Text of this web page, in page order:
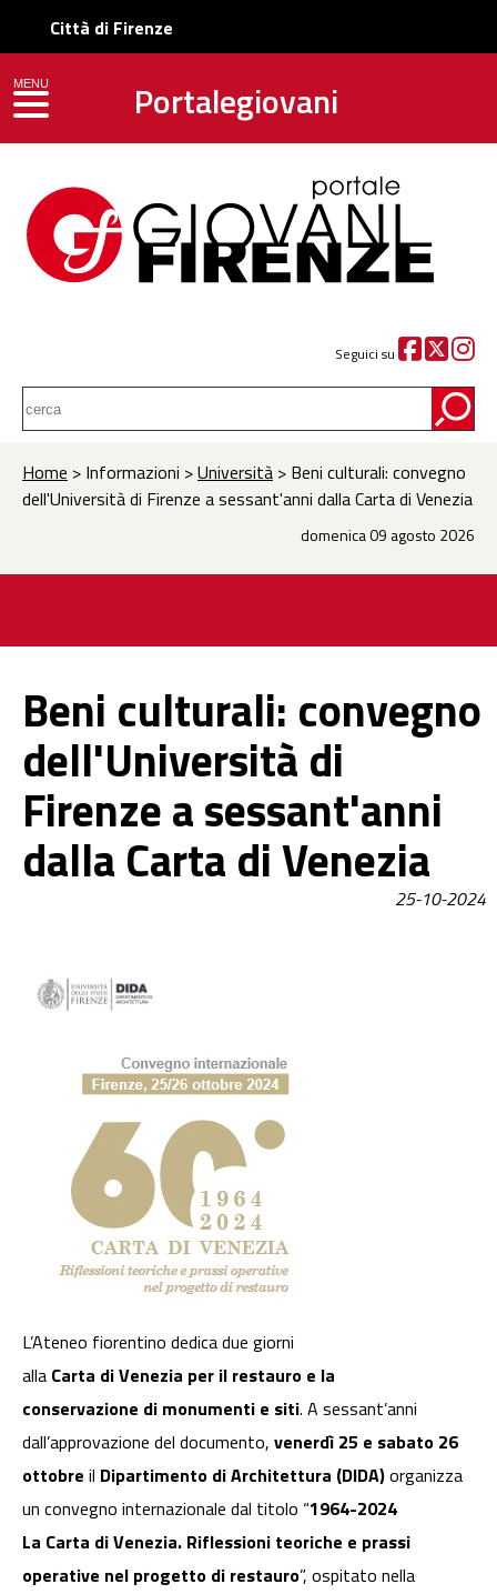
Città di Firenze
Portalegiovani
Seguici su
MENU
toggle navigation
Home > Informazioni >Università > Beni culturali: convegno
dell'Università di Firenze a sessant'anni dalla Carta di Venezia
domenica 09 agosto 2026
Beni culturali: convegno
dell'Università di
Firenze a sessant'anni
dalla Carta di Venezia
25-10-2024
L’Ateneo fiorentino dedica due giorni
alla Carta di Venezia per il restauro e la
conservazione di monumenti e siti. A sessant’anni
dall’approvazione del documento, venerdì 25 e sabato 26
ottobre il Dipartimento di Architettura (DIDA)organizza
un convegno internazionale dal titolo “1964-2024
La Carta di Venezia. Riflessioni teoriche e prassi
operative nel progetto di restauro”, ospitato nella